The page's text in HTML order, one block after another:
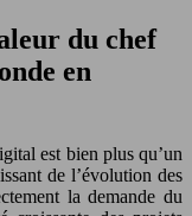
du chef
en
est bien plus qu’un
de l’évolution des
la demande du